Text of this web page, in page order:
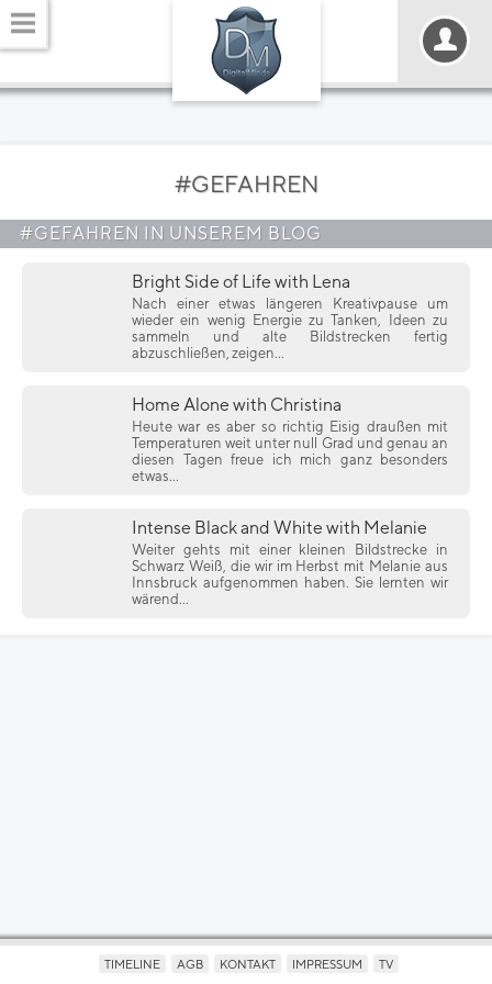
#GEFAHREN
#GEFAHREN IN UNSEREM BLOG
Bright Side of Life with Lena
Nach einer etwas längeren Kreativpause um
wieder ein wenig Energie zu Tanken, Ideen zu
sammeln und alte Bildstrecken fertig
abzuschließen, zeigen...
Home Alone with Christina
Heute war es aber so richtig Eisig draußen mit
Temperaturen weit unter null Grad und genau an
diesen Tagen freue ich mich ganz besonders
etwas...
Intense Black and White with Melanie
Weiter gehts mit einer kleinen Bildstrecke in
Schwarz Weiß, die wir im Herbst mit Melanie aus
Innsbruck aufgenommen haben. Sie lernten wir
wärend...
TIMELINE AGB KONTAKT IMPRESSUM TV